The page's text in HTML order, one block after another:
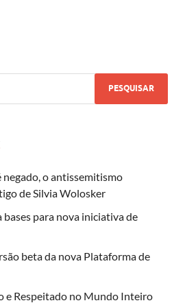
o antissemitismo
de Silvia Wolosker
para nova iniciativa de
beta da nova Plataforma de
e Respeitado no Mundo Inteiro